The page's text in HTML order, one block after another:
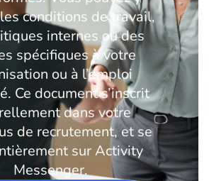
conditions de travail,
internes ou des
spécifiques à votre
ou à l’emploi
Ce document s’inscrit
dans votre
de recrutement, et se
sur Activity
Messenger.